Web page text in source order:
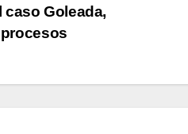
caso Goleada,